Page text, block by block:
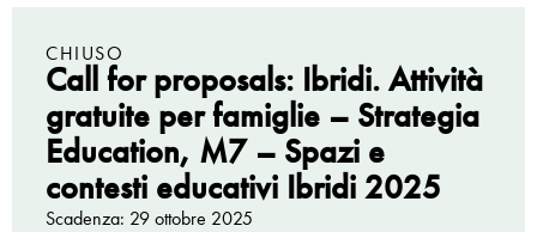
CHIUSO
Call for proposals: Ibridi. Attività
gratuite per famiglie – Strategia
Education, M7 – Spazi e
contesti educativi Ibridi 2025
Scadenza: 29 ottobre 2025